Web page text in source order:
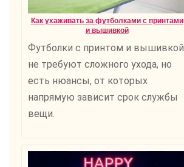
Как ухаживать за футболками с принтами
и вышивкой
Футболки с принтом и вышивкой
не требуют сложного ухода, но
есть нюансы, от которых
напрямую зависит срок службы
вещи.